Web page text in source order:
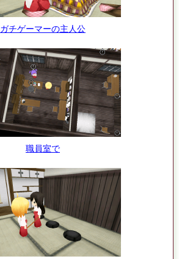
ガチゲーマーの主人公
職員室で